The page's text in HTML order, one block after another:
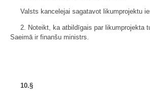
Valsts kancelejai sagatavot likumprojektu
2. Noteikt, ka atbildīgais par likumprojekta
Saeimā ir finanšu ministrs.
10.§